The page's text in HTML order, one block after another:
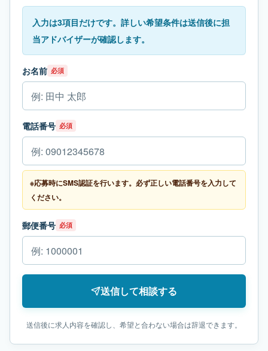
入力は3項目だけです。詳しい希望条件は送信後に担
当アドバイザーが確認します。
お名前 必須
電話番号 必須
※応募時にSMS認証を行います。必ず正しい電話番号を入力して
ください。
郵便番号 必須
送信して相談する
送信後に求人内容を確認し、希望と合わない場合は辞退できます。